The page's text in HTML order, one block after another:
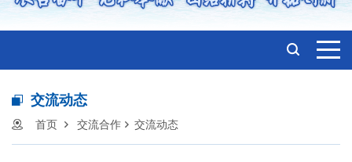
交流动态
首页 交流合作 交流动态